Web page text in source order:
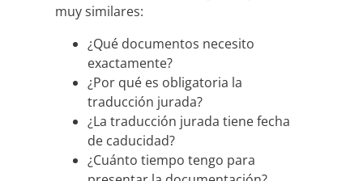
muy similares:
¿Qué documentos necesito
exactamente?
¿Por qué es obligatoria la
traducción jurada?
¿La traducción jurada tiene fecha
de caducidad?
¿Cuánto tiempo tengo para